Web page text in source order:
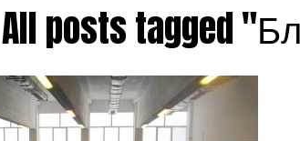
All posts tagged